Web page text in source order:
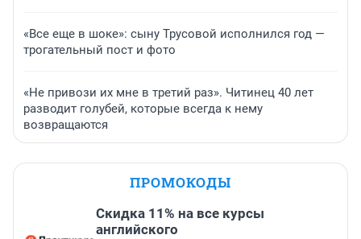
«Все еще в шоке»: сыну Трусовой исполнился год —
трогательный пост и фото
«Не привози их мне в третий раз». Читинец 40 лет
разводит голубей, которые всегда к нему
возвращаются
ПРОМОКОДЫ
Скидка 11% на все курсы
английского